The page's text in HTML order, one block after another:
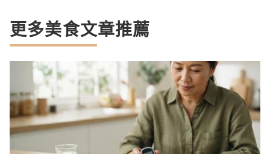
更多美食文章推薦